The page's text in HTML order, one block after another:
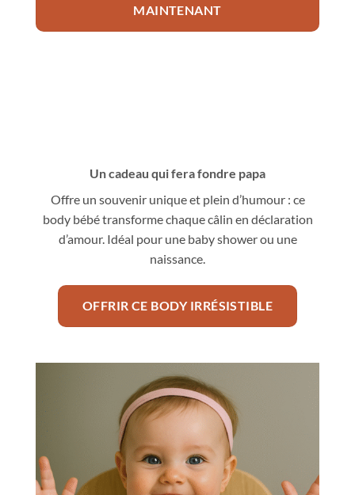
MAINTENANT
Un cadeau qui fera fondre papa
Offre un souvenir unique et plein d’humour : ce
body bébé transforme chaque câlin en déclaration
d’amour. Idéal pour une baby shower ou une
naissance.
OFFRIR CE BODY IRRÉSISTIBLE